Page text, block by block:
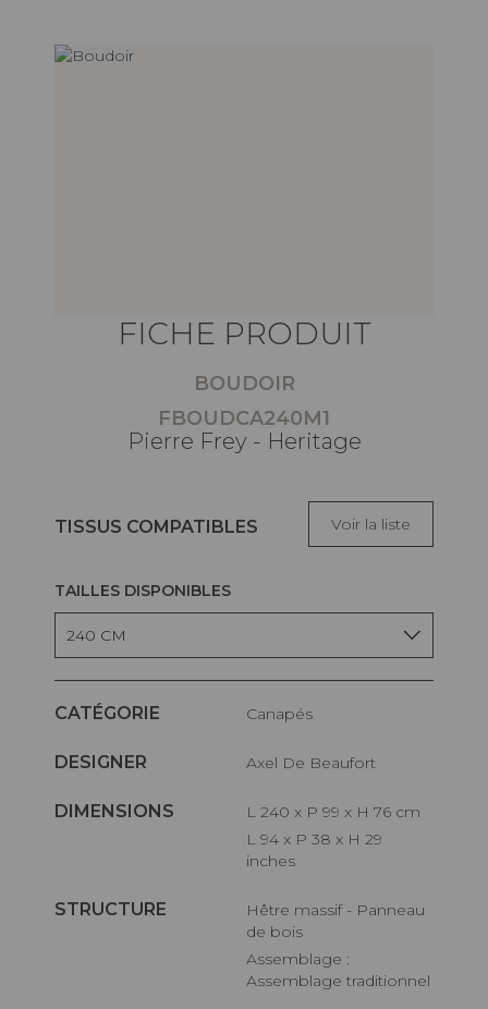
FICHE PRODUIT
BOUDOIR
FBOUDCA240M1
Pierre Frey - Heritage
TISSUS COMPATIBLES Voir la liste
TAILLES DISPONIBLES
240 CM
CATÉGORIE Canapés
DESIGNER Axel De Beaufort
DIMENSIONS
L 240 x P 99 x H 76 cm
L 94 x P 38 x H 29
inches
STRUCTURE
Hêtre massif - Panneau
de bois
Assemblage :
Assemblage traditionnel